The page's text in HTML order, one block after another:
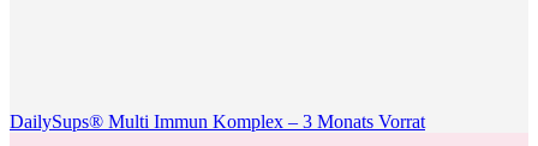
DailySups® Multi Immun Komplex – 3 Monats Vorrat